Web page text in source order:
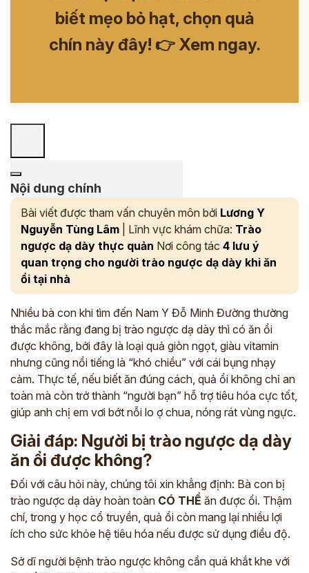
biết mẹo bỏ hạt, chọn quả
chín này đây! 👉 Xem ngay.
Nội dung chính
Bài viết được tham vấn chuyên môn bởi Lương Y
Nguyễn Tùng Lâm | Lĩnh vực khám chữa: Trào
ngược dạ dày thực quản Nơi công tác 4 lưu ý
quan trọng cho người trào ngược dạ dày khi ăn
ổi tại nhà
Nhiều bà con khi tìm đến Nam Y Đỗ Minh Đường thường
thắc mắc rằng đang bị trào ngược dạ dày thì có ăn ổi
được không, bởi đây là loại quả giòn ngọt, giàu vitamin
nhưng cũng nổi tiếng là “khó chiều” với cái bụng nhạy
cảm. Thực tế, nếu biết ăn đúng cách, quả ổi không chỉ an
toàn mà còn trở thành “người bạn” hỗ trợ tiêu hóa cực tốt,
giúp anh chị em vơi bớt nỗi lo ợ chua, nóng rát vùng ngực.
Giải đáp: Người bị trào ngược dạ dày
ăn ổi được không?
Đối với câu hỏi này, chúng tôi xin khẳng định: Bà con bị
trào ngược dạ dày hoàn toàn CÓ THỂ ăn được ổi. Thậm
chí, trong y học cổ truyền, quả ổi còn mang lại nhiều lợi
ích cho sức khỏe hệ tiêu hóa nếu được sử dụng điều độ.
Sở dĩ người bệnh trào ngược không cần quá khắt khe với